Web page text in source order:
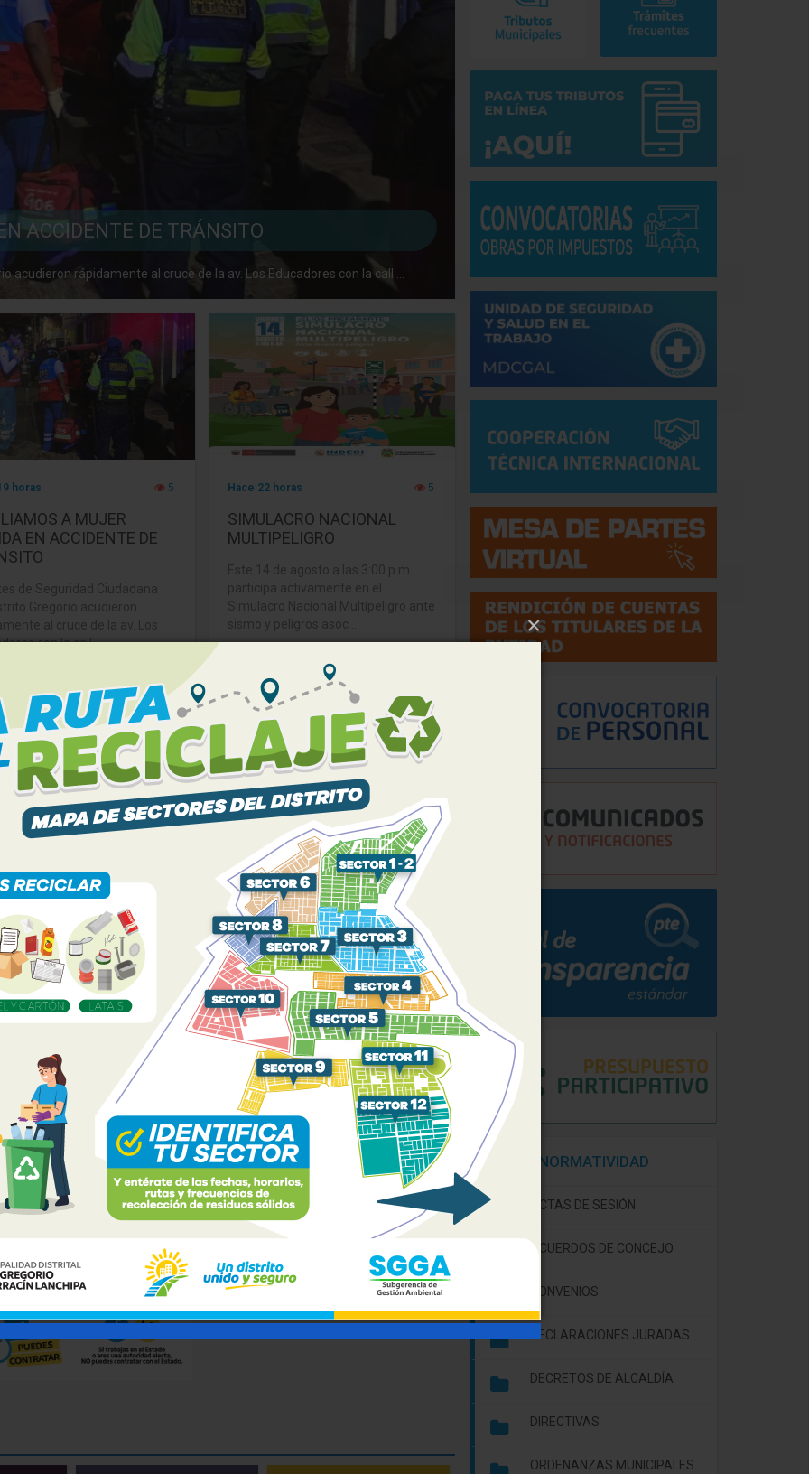
×
ACCIDENTE DE TRÁNSITO
rápidamente al cruce de la av. Los Educadores con la call ...
Hace 22 horas 5
SIMULACRO NACIONAL
horas 5
A MUJER
EN ACCIDENTE DE
con la call ...
Hace 22 horas 5
SIMULACRO NACIONAL
MULTIPELIGRO
VALLE
CAMPEO
Valle
PM
FESTI SAN JUAN 2026:
VUELVE LA COMPETENCIA
"CENTAU ...
Valle 2000
22 MAY 08:29 AM
NORMATIVIDAD
ACTAS DE SESIÓN
ACUERDOS DE CONCEJO
CONVENIOS
DECLARACIONES JURADAS
DECRETOS DE ALCALDÍA
DIRECTIVAS
ORDENANZAS MUNICIPALES